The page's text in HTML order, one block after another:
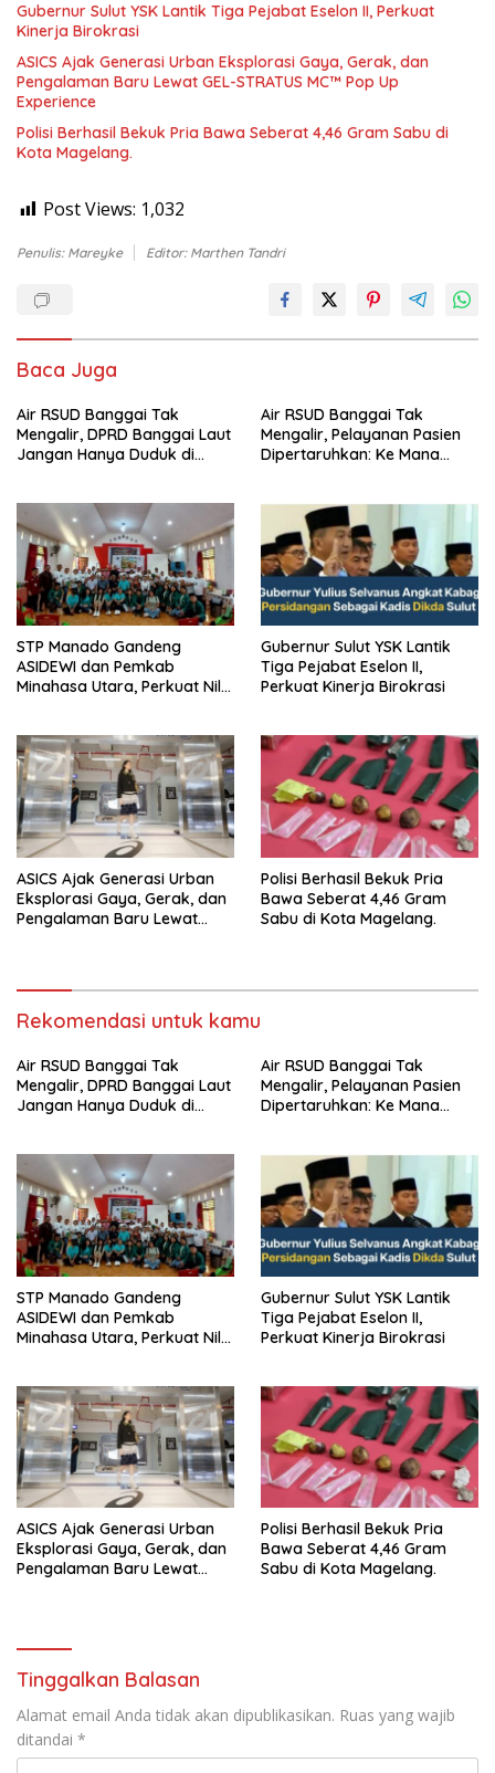
Gubernur Sulut YSK Lantik Tiga Pejabat Eselon II, Perkuat
Kinerja Birokrasi
ASICS Ajak Generasi Urban Eksplorasi Gaya, Gerak, dan
Pengalaman Baru Lewat GEL-STRATUS MC™ Pop Up
Experience
Polisi Berhasil Bekuk Pria Bawa Seberat 4,46 Gram Sabu di
Kota Magelang.
Post Views: 1,032
Penulis: Mareyke Editor: Marthen Tandri
Baca Juga
Air RSUD Banggai Tak
Mengalir, DPRD Banggai Laut
Jangan Hanya Duduk di
Air RSUD Banggai Tak
Mengalir, Pelayanan Pasien
Dipertaruhkan: Ke Mana
‎STP Manado Gandeng
ASIDEWI dan Pemkab
Minahasa Utara, Perkuat Nilai
Gubernur Sulut YSK Lantik
Tiga Pejabat Eselon II,
Perkuat Kinerja Birokrasi
ASICS Ajak Generasi Urban
Eksplorasi Gaya, Gerak, dan
Pengalaman Baru Lewat
Polisi Berhasil Bekuk Pria
Bawa Seberat 4,46 Gram
Sabu di Kota Magelang.
Rekomendasi untuk kamu
Air RSUD Banggai Tak
Mengalir, DPRD Banggai Laut
Jangan Hanya Duduk di
Air RSUD Banggai Tak
Mengalir, Pelayanan Pasien
Dipertaruhkan: Ke Mana
‎STP Manado Gandeng
ASIDEWI dan Pemkab
Minahasa Utara, Perkuat Nilai
Gubernur Sulut YSK Lantik
Tiga Pejabat Eselon II,
Perkuat Kinerja Birokrasi
ASICS Ajak Generasi Urban
Eksplorasi Gaya, Gerak, dan
Pengalaman Baru Lewat
Polisi Berhasil Bekuk Pria
Bawa Seberat 4,46 Gram
Sabu di Kota Magelang.
Tinggalkan Balasan
Alamat email Anda tidak akan dipublikasikan. Ruas yang wajib
ditandai *